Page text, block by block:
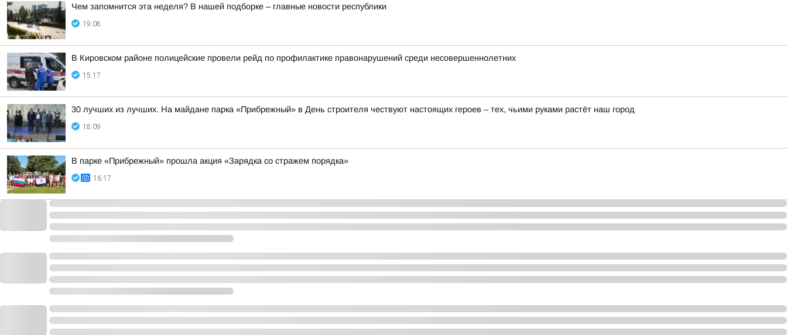
Чем запомнится эта неделя? В нашей подборке – главные новости республики
19:08
В Кировском районе полицейские провели рейд по профилактике правонарушений среди несовершеннолетних
15:17
30 лучших из лучших. На майдане парка «Прибрежный» в День строителя чествуют настоящих героев – тех, чьими руками растёт наш город
18:09
В парке «Прибрежный» прошла акция «Зарядка со стражем порядка»
16:17